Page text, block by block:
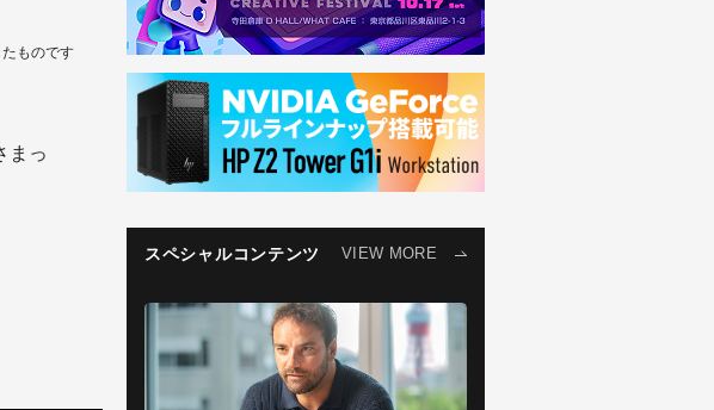
ものです
まっ
スペシャルコンテンツ VIEW MORE